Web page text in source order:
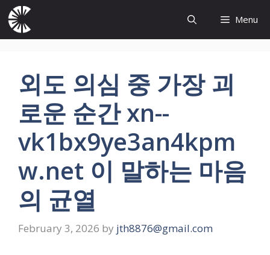
Skip
to
content
Menu
외도 의심 중 가장 괴
로운 순간 xn--
vk1bx9ye3an4kpm
w.net 이 말하는 마음
의 균열
February 3, 2026 by jth8876@gmail.com